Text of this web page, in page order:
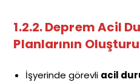
1.2.2. Deprem Acil
Planlarının
İşyerinde görevli acil